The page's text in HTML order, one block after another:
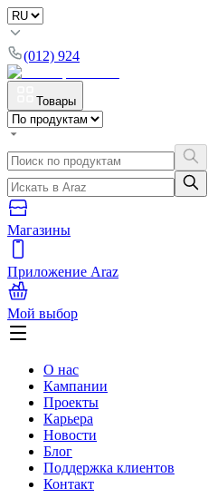
(012) 924
Товары
Магазины
Приложение Araz
Мой выбор
О нас
Кампании
Проекты
Карьера
Новости
Блог
Поддержка клиентов
Контакт